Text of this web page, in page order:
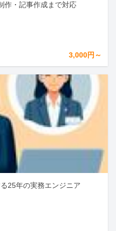
作・記事作成まで対応
3,000円～
25年の実務エンジニア